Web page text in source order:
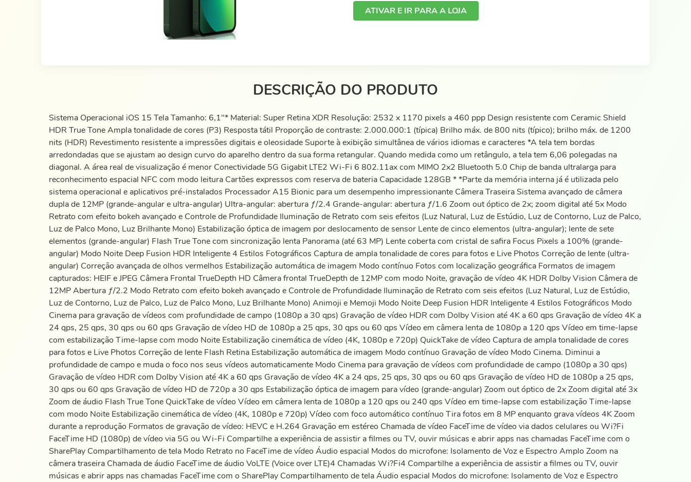
ATIVAR E IR PARA A LOJA
DESCRIÇÃO DO PRODUTO
Sistema Operacional iOS 15 Tela Tamanho: 6,1"* Material: Super Retina XDR Resolução: 2532 x 1170 pixels a 460 ppp Design resistente com Ceramic Shield
HDR True Tone Ampla tonalidade de cores (P3) Resposta tátil Proporção de contraste: 2.000.000:1 (típica) Brilho máx. de 800 nits (típico); brilho máx. de 1200
nits (HDR) Revestimento resistente a impressões digitais e oleosidade Suporte à exibição simultânea de vários idiomas e caracteres *A tela tem bordas
arredondadas que se ajustam ao design curvo do aparelho dentro da sua forma retangular. Quando medida como um retângulo, a tela tem 6,06 polegadas na
diagonal. A área real de visualização é menor Conectividade 5G Gigabit LTE2 Wi-Fi 6 802.11ax com MIMO 2x2 Bluetooth 5.0 Chip de banda ultralarga para
reconhecimento espacial NFC com modo leitura Cartões expressos com reserva de bateria Capacidade 128GB * *Parte da memória interna já é utilizada pelo
sistema operacional e aplicativos pré-instalados Processador A15 Bionic para um desempenho impressionante Câmera Traseira Sistema avançado de câmera
dupla de 12MP (grande-angular e ultra-angular) Ultra-angular: abertura ƒ/2.4 Grande-angular: abertura ƒ/1.6 Zoom out óptico de 2x; zoom digital até 5x Modo
Retrato com efeito bokeh avançado e Controle de Profundidade Iluminação de Retrato com seis efeitos (Luz Natural, Luz de Estúdio, Luz de Contorno, Luz de Palco,
Luz de Palco Mono, Luz Brilhante Mono) Estabilização óptica de imagem por deslocamento de sensor Lente de cinco elementos (ultra-angular); lente de sete
elementos (grande-angular) Flash True Tone com sincronização lenta Panorama (até 63 MP) Lente coberta com cristal de safira Focus Pixels a 100% (grande-
angular) Modo Noite Deep Fusion HDR Inteligente 4 Estilos Fotográficos Captura de ampla tonalidade de cores para fotos e Live Photos Correção de lente (ultra-
angular) Correção avançada de olhos vermelhos Estabilização automática de imagem Modo contínuo Fotos com localização geográfica Formatos de imagem
capturados: HEIF e JPEG Câmera Frontal TrueDepth HD Câmera frontal TrueDepth de 12MP com modo Noite, gravação de vídeo 4K HDR Dolby Vision Câmera de
12MP Abertura ƒ/2.2 Modo Retrato com efeito bokeh avançado e Controle de Profundidade Iluminação de Retrato com seis efeitos (Luz Natural, Luz de Estúdio,
Luz de Contorno, Luz de Palco, Luz de Palco Mono, Luz Brilhante Mono) Animoji e Memoji Modo Noite Deep Fusion HDR Inteligente 4 Estilos Fotográficos Modo
Cinema para gravação de vídeos com profundidade de campo (1080p a 30 qps) Gravação de vídeo HDR com Dolby Vision até 4K a 60 qps Gravação de vídeo 4K a
24 qps, 25 qps, 30 qps ou 60 qps Gravação de vídeo HD de 1080p a 25 qps, 30 qps ou 60 qps Vídeo em câmera lenta de 1080p a 120 qps Vídeo em time-lapse
com estabilização Time-lapse com modo Noite Estabilização cinemática de vídeo (4K, 1080p e 720p) QuickTake de vídeo Captura de ampla tonalidade de cores
para fotos e Live Photos Correção de lente Flash Retina Estabilização automática de imagem Modo contínuo Gravação de vídeo Modo Cinema. Diminui a
profundidade de campo e muda o foco nos seus vídeos automaticamente Modo Cinema para gravação de vídeos com profundidade de campo (1080p a 30 qps)
Gravação de vídeo HDR com Dolby Vision até 4K a 60 qps Gravação de vídeo 4K a 24 qps, 25 qps, 30 qps ou 60 qps Gravação de vídeo HD de 1080p a 25 qps,
30 qps ou 60 qps Gravação de vídeo HD de 720p a 30 qps Estabilização óptica de imagem para vídeo (grande-angular) Zoom out óptico de 2x Zoom digital até 3x
Zoom de áudio Flash True Tone QuickTake de vídeo Vídeo em câmera lenta de 1080p a 120 qps ou 240 qps Vídeo em time-lapse com estabilização Time-lapse
com modo Noite Estabilização cinemática de vídeo (4K, 1080p e 720p) Vídeo com foco automático contínuo Tira fotos em 8 MP enquanto grava vídeos 4K Zoom
durante a reprodução Formatos de gravação de vídeo: HEVC e H.264 Gravação em estéreo Chamada de vídeo FaceTime de vídeo via dados celulares ou Wi?Fi
FaceTime HD (1080p) de vídeo via 5G ou Wi-Fi Compartilhe a experiência de assistir a filmes ou TV, ouvir músicas e abrir apps nas chamadas FaceTime com o
SharePlay Compartilhamento de tela Modo Retrato no FaceTime de vídeo Áudio espacial Modos do microfone: Isolamento de Voz e Espectro Amplo Zoom na
câmera traseira Chamada de áudio FaceTime de áudio VoLTE (Voice over LTE)4 Chamadas Wi?Fi4 Compartilhe a experiência de assistir a filmes ou TV, ouvir
músicas e abrir apps nas chamadas FaceTime com o SharePlay Compartilhamento de tela Áudio espacial Modos do microfone: Isolamento de Voz e Espectro